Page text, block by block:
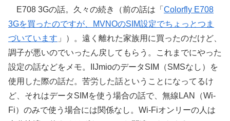
E708 3Gの話。久々の続き（前の話は「 Colorfly E708
3Gを買ったのですが、MVNOのSIM設定でちょっとつま
づいています 」）。遠く離れた家族用に買ったのだけど、
調子が悪いのでいったん戻してもらう。これまでにやった
設定の話などをメモ。IIJmioのデータSIM（SMSなし）を
使用した際の話だ。苦労した話ということになってるけ
ど、それはデータSIMを使う場合の話で、無線LAN（Wi-
Fi）のみで使う場合には関係なし。Wi-Fiオンリーの人は